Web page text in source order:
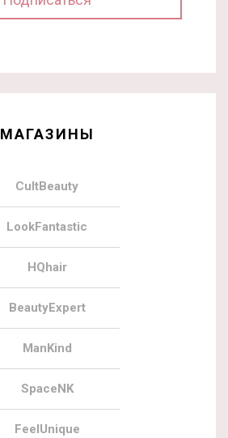
МАГАЗИНЫ
CultBeauty
LookFantastic
HQhair
BeautyExpert
ManKind
SpaceNK
FeelUnique